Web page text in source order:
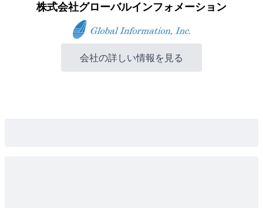
株式会社グローバルインフォメーション
会社の詳しい情報を見る